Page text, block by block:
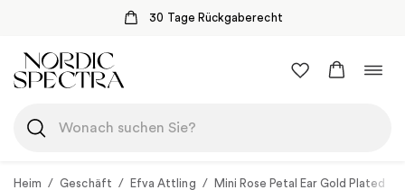
30 Tage Rückgaberecht
Inhalt
springen
Heim / Geschäft / Efva Attling / Mini Rose Petal Ear Gold Plated